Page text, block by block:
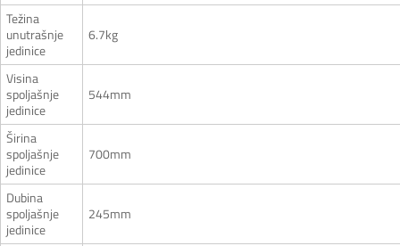
Težina
unutrašnje
jedinice
6.7kg
Visina
spoljašnje
jedinice
544mm
Širina
spoljašnje
jedinice
700mm
Dubina
spoljašnje
jedinice
245mm